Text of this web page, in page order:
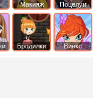
Макияж Поцелуи
Бродилки Винкс